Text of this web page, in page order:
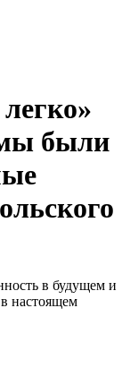
были
в будущем и
настоящем